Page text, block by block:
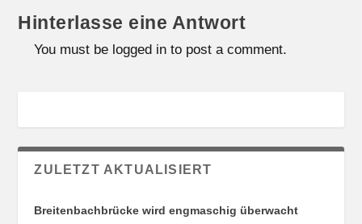
Hinterlasse eine Antwort
You must be logged in to post a comment.
ZULETZT AKTUALISIERT
Breitenbachbrücke wird engmaschig überwacht